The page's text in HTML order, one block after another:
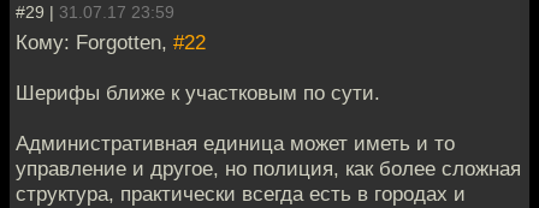
#29 | 31.07.17 23:59
Кому: Forgotten, #22
Шерифы ближе к участковым по сути.
Административная единица может иметь и то
управление и другое, но полиция, как более сложная
структура, практически всегда есть в городах и